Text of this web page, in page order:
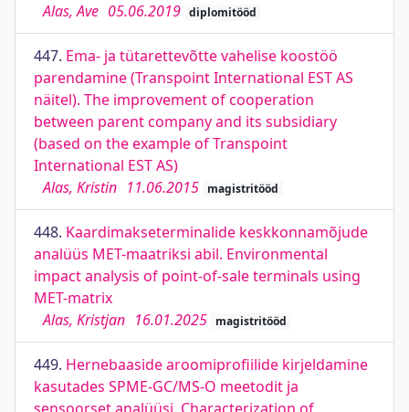
Alas, Ave 05.06.2019 diplomitööd
447. Ema- ja tütarettevõtte vahelise koostöö
parendamine (Transpoint International EST AS
näitel). The improvement of cooperation
between parent company and its subsidiary
(based on the example of Transpoint
International EST AS)
Alas, Kristin 11.06.2015 magistritööd
448. Kaardimakseterminalide keskkonnamõjude
analüüs MET-maatriksi abil. Environmental
impact analysis of point-of-sale terminals using
MET-matrix
Alas, Kristjan 16.01.2025 magistritööd
449. Hernebaaside aroomiprofiilide kirjeldamine
kasutades SPME-GC/MS-O meetodit ja